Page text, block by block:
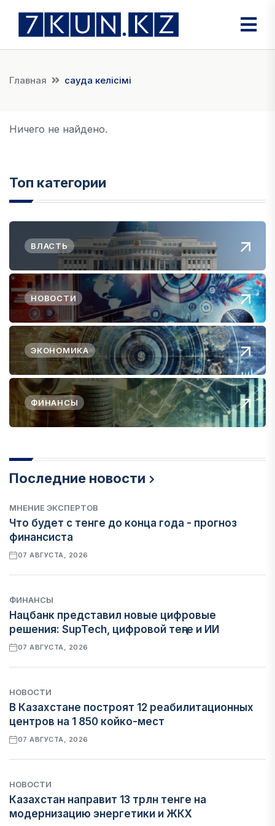
Главная сауда келісімі
Ничего не найдено.
Топ категории
ВЛАСТЬ
НОВОСТИ
ЭКОНОМИКА
ФИНАНСЫ
Последние новости
МНЕНИЕ ЭКСПЕРТОВ
Что будет с тенге до конца года - прогноз
финансиста
07 АВГУСТА, 2026
ФИНАНСЫ
Нацбанк представил новые цифровые
решения: SupTech, цифровой теңге и ИИ
07 АВГУСТА, 2026
НОВОСТИ
В Казахстане построят 12 реабилитационных
центров на 1 850 койко-мест
07 АВГУСТА, 2026
НОВОСТИ
Казахстан направит 13 трлн тенге на
модернизацию энергетики и ЖКХ